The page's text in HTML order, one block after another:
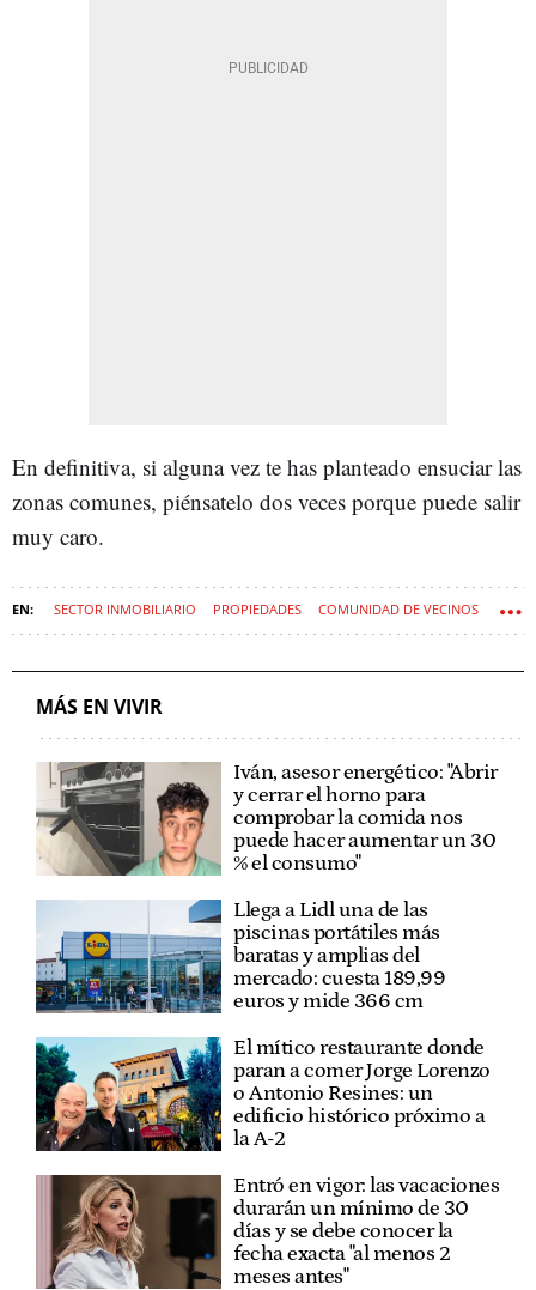
En definitiva, si alguna vez te has planteado ensuciar las
zonas comunes, piénsatelo dos veces porque puede salir
muy caro.
SECTOR INMOBILIARIO PROPIEDADES COMUNIDAD DE VECINOS
MÁS EN VIVIR
Iván, asesor energético: "Abrir
y cerrar el horno para
comprobar la comida nos
puede hacer aumentar un 30
% el consumo"
Llega a Lidl una de las
piscinas portátiles más
baratas y amplias del
mercado: cuesta 189,99
euros y mide 366 cm
El mítico restaurante donde
paran a comer Jorge Lorenzo
o Antonio Resines: un
edificio histórico próximo a
la A-2
Entró en vigor: las vacaciones
durarán un mínimo de 30
días y se debe conocer la
fecha exacta "al menos 2
meses antes"